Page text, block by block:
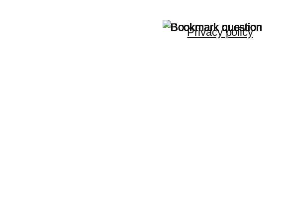
Privacy policy